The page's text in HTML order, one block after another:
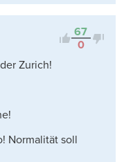
67
0
Zurich!
Normalität soll